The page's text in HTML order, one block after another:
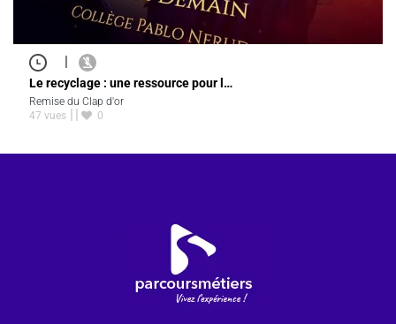
|
Le recyclage : une ressource pour l…
Remise du Clap d'or
47 vues
0